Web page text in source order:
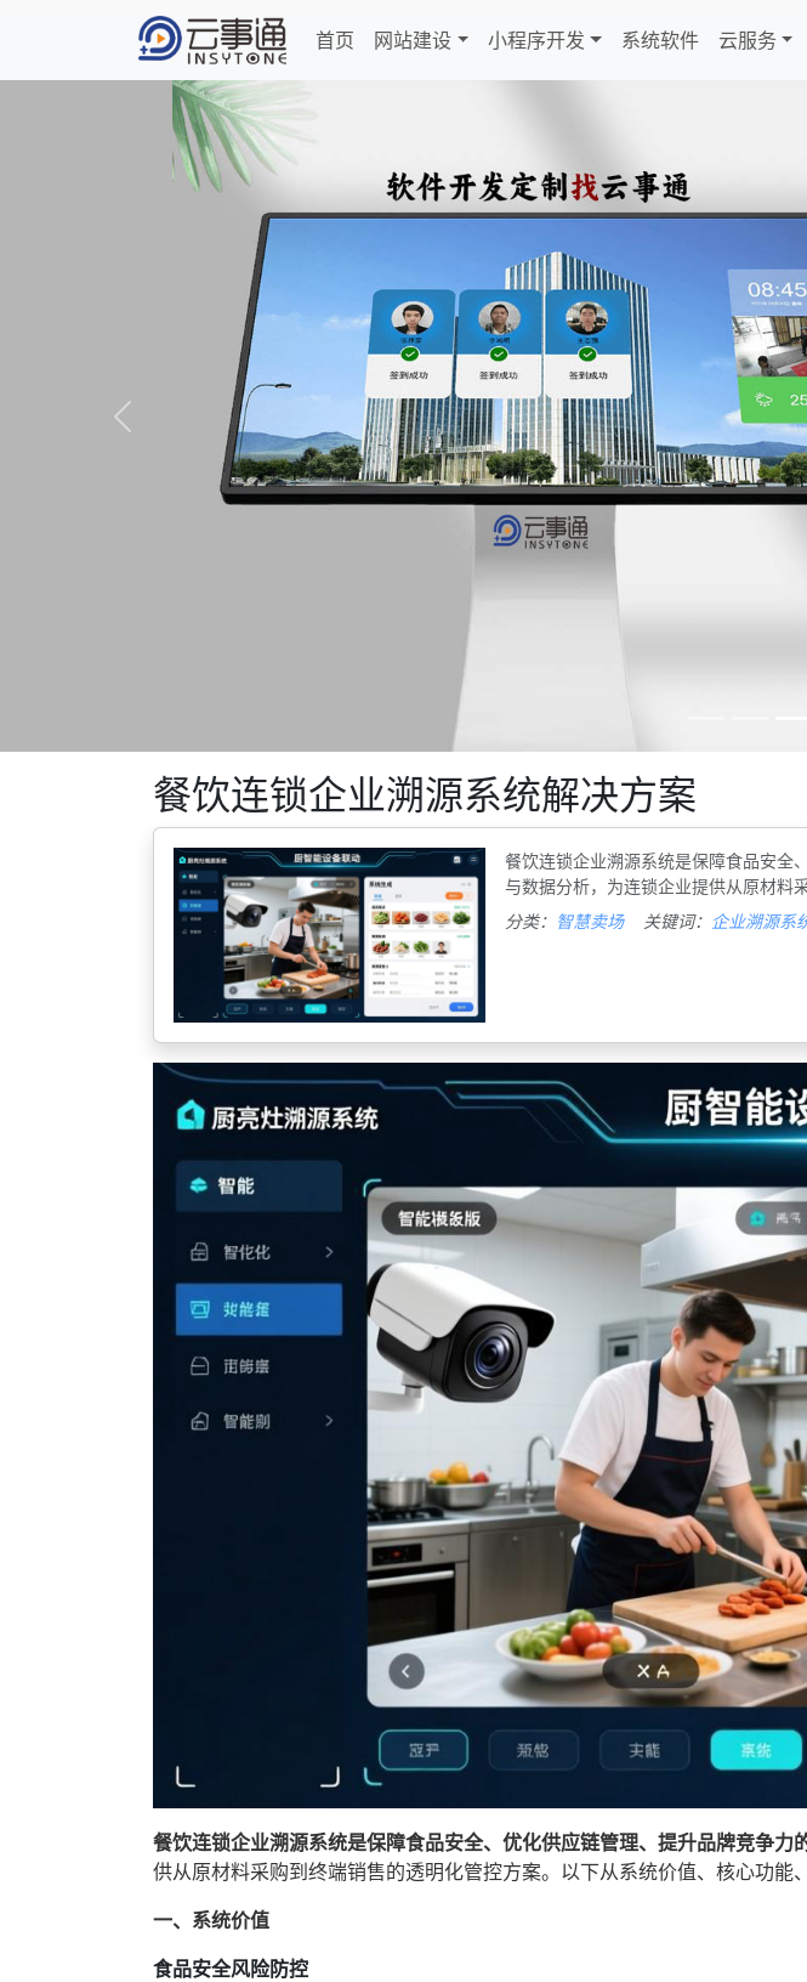
首页 网站建设 小程序开发 系统软件 云服务
Previous
餐饮连锁企业溯源系统解决方案
餐饮连锁企业溯源系统是保障食品安全
与数据分析，为连锁企业提供从原材料
分类： 智慧卖场 关键词： 企业溯源系
餐饮连锁企业溯源系统是保障食品安全、优化供应链管理、提升品牌竞争力
供从原材料采购到终端销售的透明化管控方案。以下从系统价值、核心功能
一、系统价值